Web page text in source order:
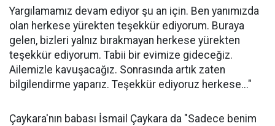
Yargılamamız devam ediyor şu an için. Ben yanımızda
olan herkese yürekten teşekkür ediyorum. Buraya
gelen, bizleri yalnız bırakmayan herkese yürekten
teşekkür ediyorum. Tabii bir evimize gideceğiz.
Ailemizle kavuşacağız. Sonrasında artık zaten
bilgilendirme yaparız. Teşekkür ediyoruz herkese..."
Çaykara'nın babası İsmail Çaykara da "Sadece benim